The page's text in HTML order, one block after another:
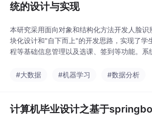
统的设计与实现
本研究采用面向对象和结构化方法开发人脸识
块化设计和"自下而上"的开发思路，实现了学
程等基础信息管理以及选课、签到等功能。系
新增和删除操作）。研究通过系统调查和结构
#大数据 #机器学习 #数据分析
计算机毕业设计之基于